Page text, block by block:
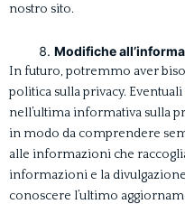
nostro sito.
Modifiche
In futuro, potremmo aver
politica sulla privacy.
nell’ultima informativa sulla
in modo da comprendere
alle informazioni che
informazioni e la
conoscere l’ultimo